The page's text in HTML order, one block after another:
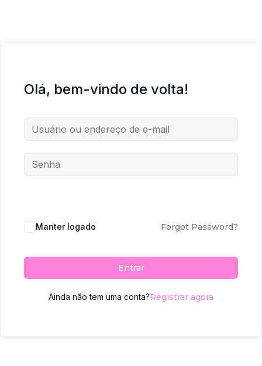
Olá, bem-vindo de volta!
Manter logado Forgot Password?
Entrar
Ainda não tem uma conta?Registrar agora